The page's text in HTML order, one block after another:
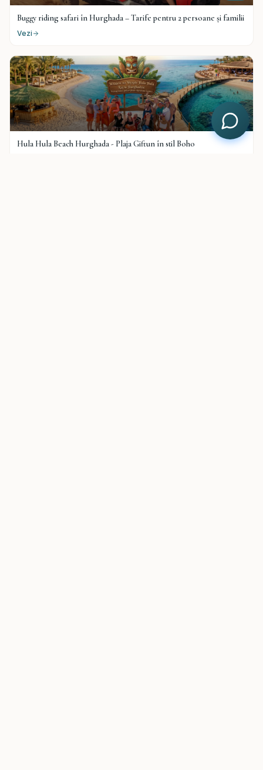
Buggy riding safari în Hurghada – Tarife pentru 2 persoane și familii
Vezi
$25
Hula Hula Beach Hurghada - Plaja Giftun în stil Boho